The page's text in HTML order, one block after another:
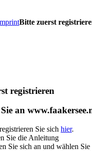
Bitte zuerst
registrieren
an
Sie sich hier.
Sie die Anleitung
Sie sich an und wählen